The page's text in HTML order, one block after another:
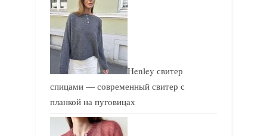
Henley свитер
спицами — современный свитер с
планкой на пуговицах